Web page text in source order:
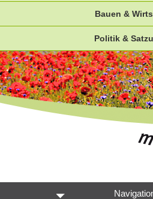
Bauen &
Politik &